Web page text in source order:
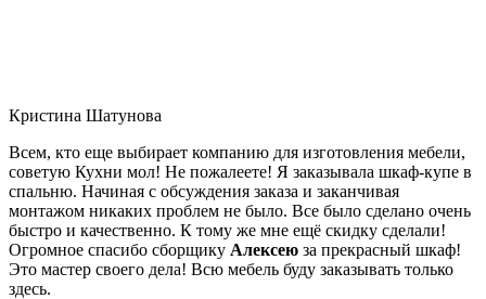
Кристина Шатунова
Всем, кто еще выбирает компанию для изготовления мебели,
советую Кухни мол! Не пожалеете! Я заказывала шкаф-купе в
спальню. Начиная с обсуждения заказа и заканчивая
монтажом никаких проблем не было. Все было сделано очень
быстро и качественно. К тому же мне ещё скидку сделали!
Огромное спасибо сборщику Алексею за прекрасный шкаф!
Это мастер своего дела! Всю мебель буду заказывать только
здесь.